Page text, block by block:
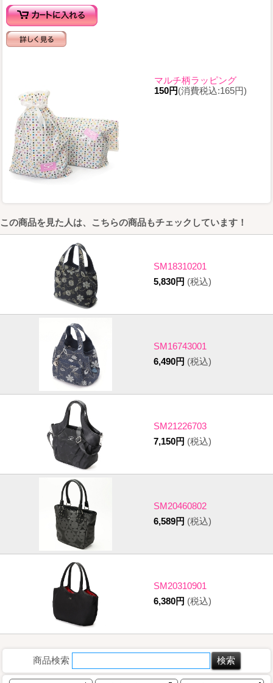
マルチ柄ラッピング
150円(消費税込:165円)
この商品を見た人は、こちらの商品もチェックしています！
SM18310201
5,830円 (税込)
SM16743001
6,490円 (税込)
SM21226703
7,150円 (税込)
SM20460802
6,589円 (税込)
SM20310901
6,380円 (税込)
商品検索